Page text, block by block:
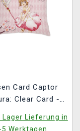
Card Captor
Clear Card -
Lager Lieferung in
Werktagen.